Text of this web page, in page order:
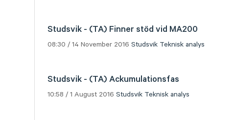
Studsvik - (TA) Finner stöd vid MA200
08:30 / 14 November 2016 Studsvik Teknisk analys
Studsvik - (TA) Ackumulationsfas
10:58 / 1 August 2016 Studsvik Teknisk analys